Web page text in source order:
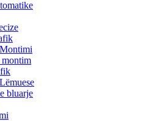
montim
bluarje